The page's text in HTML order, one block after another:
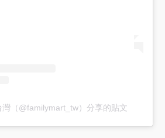
（@familymart_tw）分享的貼文